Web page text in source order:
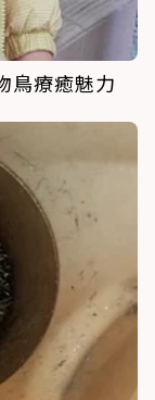
鳥療癒魅力